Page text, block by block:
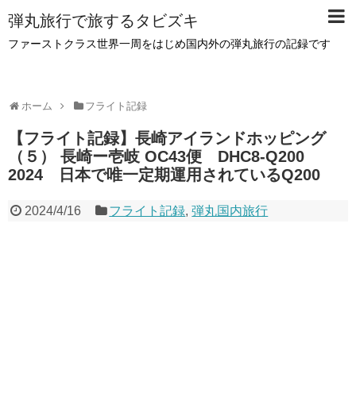
弾丸旅行で旅するタビズキ
ファーストクラス世界一周をはじめ国内外の弾丸旅行の記録です
ホーム フライト記録
【フライト記録】長崎アイランドホッピング
（５） 長崎ー壱岐 OC43便 DHC8-Q200
2024 日本で唯一定期運用されているQ200
2024/4/16 フライト記録,弾丸国内旅行